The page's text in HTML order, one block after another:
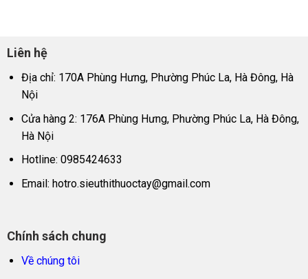
Liên hệ
Địa chỉ: 170A Phùng Hưng, Phường Phúc La, Hà Đông, Hà
Nội
Cửa hàng 2: 176A Phùng Hưng, Phường Phúc La, Hà Đông,
Hà Nội
Hotline: 0985424633
Email: hotro.sieuthithuoctay@gmail.com
Chính sách chung
Về chúng tôi